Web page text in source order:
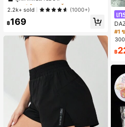
นข้างที่น่าดึงดูด ลำลองสีดำ สำหรับเธอ
ลูกค้ากลับมาซื้อซ้ำ!
ลูกค้ากลับมาซื้อซ้ำ!
#1 ขายดี
ใน ชายหาด เสื้อกล้ามผู้หญิง & Camis
ลูกค้ากลับมาซื้อซ้ำ!
2.2k+ sold (1000+)
฿169
าว
ลำ
#1
฿